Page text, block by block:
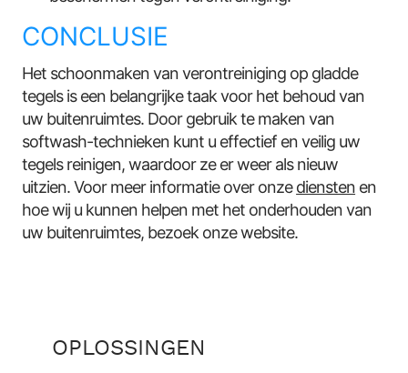
CONCLUSIE
Het schoonmaken van verontreiniging op gladde
tegels is een belangrijke taak voor het behoud van
uw buitenruimtes. Door gebruik te maken van
softwash-technieken kunt u effectief en veilig uw
tegels reinigen, waardoor ze er weer als nieuw
uitzien. Voor meer informatie over onzediensten en
hoe wij u kunnen helpen met het onderhouden van
uw buitenruimtes, bezoek onze website.
OPLOSSINGEN